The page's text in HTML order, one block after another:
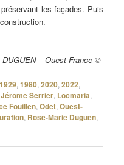
les façades. Puis
– Ouest-France ©
1929,1980,2020,2022,
Jérôme Serrier, Locmaria,
Fouillen,Odet,Ouest-
, Rose-Marie Duguen,